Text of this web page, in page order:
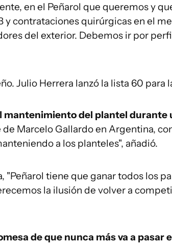
en el Peñarol que queremos y
y contrataciones quirúrgicas en el
del exterior. Debemos ir por
Julio Herrera lanzó la lista 60 para
mantenimiento del plantel durante
de Marcelo Gallardo en Argentina,
a los planteles", añadió.
"Peñarol tiene que ganar todos los
la ilusión de volver a
de que nunca más va a pasar